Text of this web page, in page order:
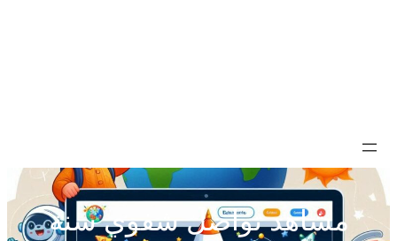
تخطى
إلى
المحتوى
مشاهد تواصل شفوي سنة